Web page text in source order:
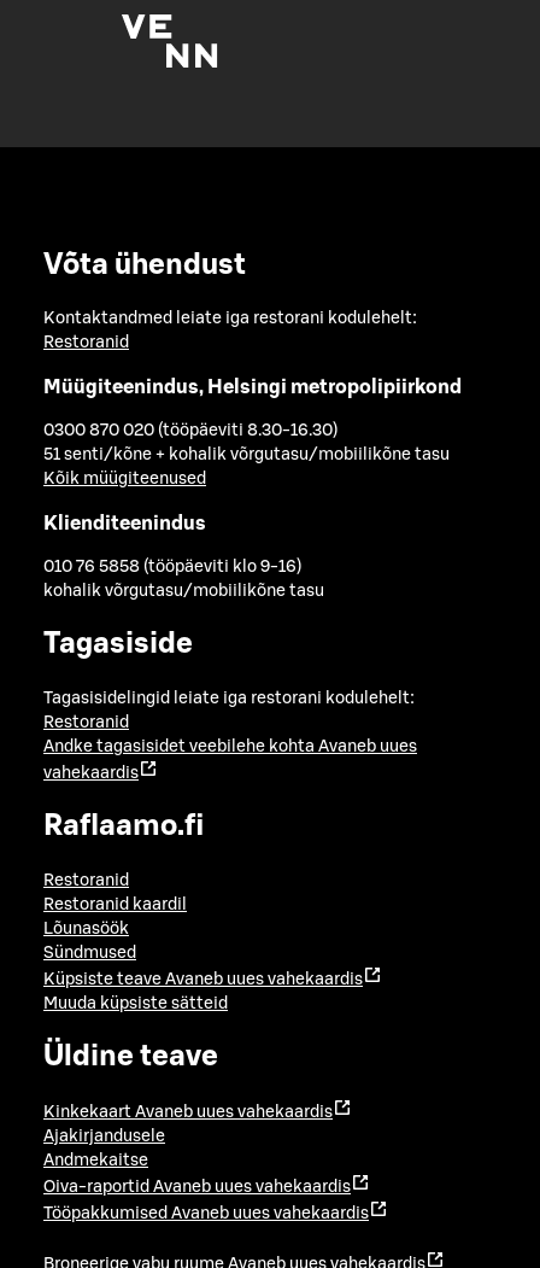
Võta ühendust
Kontaktandmed leiate iga restorani kodulehelt:
Restoranid
Müügiteenindus, Helsingi metropolipiirkond
0300 870 020 (tööpäeviti 8.30-16.30)
51 senti/kõne + kohalik võrgutasu/mobiilikõne tasu
Kõik müügiteenused
Klienditeenindus
010 76 5858 (tööpäeviti klo 9-16)
kohalik võrgutasu/mobiilikõne tasu
Tagasiside
Tagasisidelingid leiate iga restorani kodulehelt:
Restoranid
Andke tagasisidet veebilehe kohta Avaneb uues
vahekaardis
Raflaamo.fi
Restoranid
Restoranid kaardil
Lõunasöök
Sündmused
Küpsiste teave Avaneb uues vahekaardis
Muuda küpsiste sätteid
Üldine teave
Kinkekaart Avaneb uues vahekaardis
Ajakirjandusele
Andmekaitse
Oiva-raportid Avaneb uues vahekaardis
Tööpakkumised Avaneb uues vahekaardis